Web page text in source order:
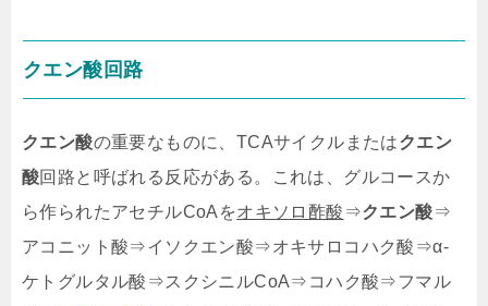
クエン酸 回路
クエン酸の重要なものに、TCAサイクルまたはクエン
酸回路と呼ばれる反応がある。これは、グルコースか
ら作られたアセチルCoAをオキソロ酢酸 ⇒クエン酸⇒
アコニット酸⇒イソクエン酸⇒オキサロコハク酸⇒α-
ケトグルタル酸⇒スクシニルCoA⇒コハク酸⇒フマル